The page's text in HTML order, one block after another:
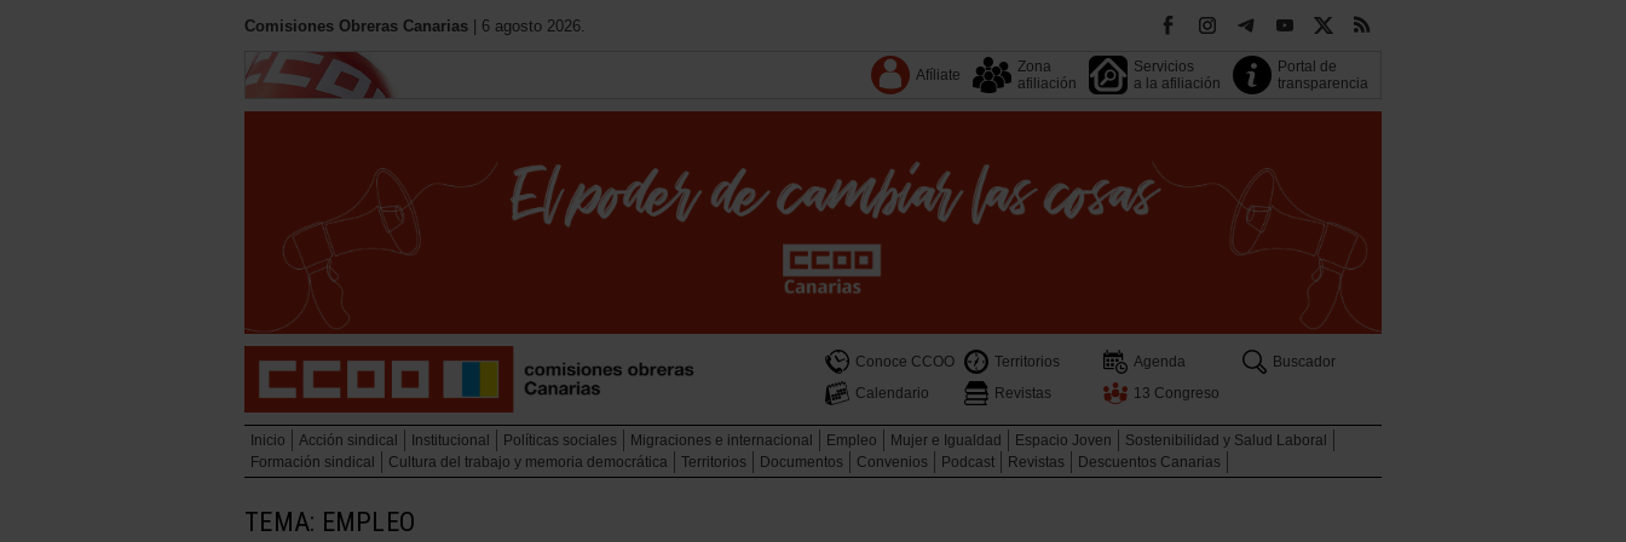
Comisiones Obreras Canarias | 6 agosto 2026.
Afíliate
Zona
afiliación
Servicios
a la afiliación
Portal de
transparencia
Conoce CCOO Territorios Agenda
Buscador
Calendario
Revistas 13 Congreso
Inicio Acción sindical Institucional Políticas sociales Migraciones e internacional Empleo Mujer e Igualdad Espacio Joven
Sostenibilidad y Salud Laboral
Formación sindical
Cultura del trabajo y memoria democrática Territorios Documentos Convenios Podcast Revistas Descuentos Canarias
TEMA: EMPLEO